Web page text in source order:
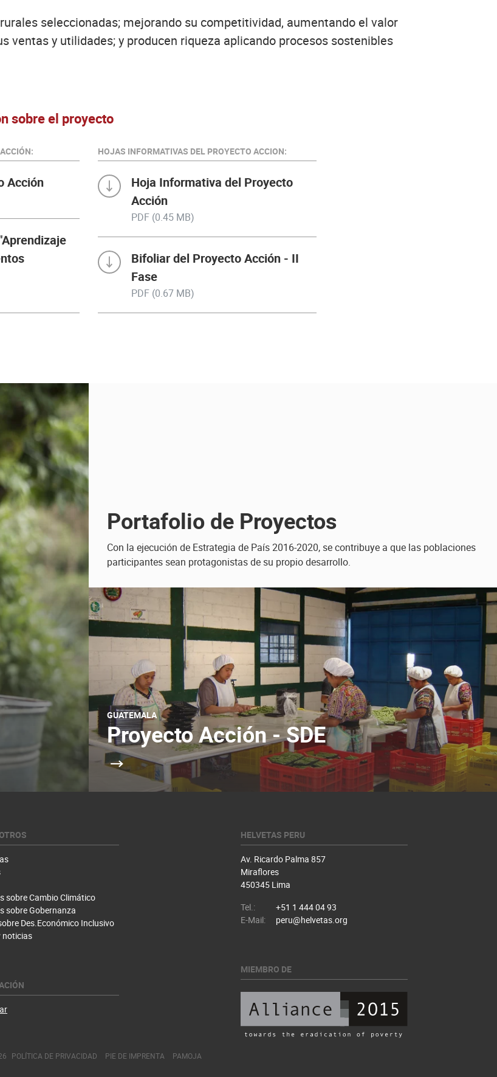
seleccionadas; mejorando su competitividad, aumentando el valor
ventas y utilidades; y producen riqueza aplicando procesos sostenibles
sobre el proyecto
Acción
HOJAS INFORMATIVAS DEL PROYECTO ACCION:
Hoja Informativa del Proyecto
Acción
PDF (0.45 MB)
Bifoliar del Proyecto Acción - II
Fase
PDF (0.67 MB)
Portafolio de Proyectos
Con la ejecución de Estrategia de País 2016-2020, se contribuye a que las poblaciones
participantes sean protagonistas de su propio desarrollo.
GUATEMALA
Proyecto Acción - SDE
sobre Cambio Climático
sobre Gobernanza
Des.Económico Inclusivo
noticias
HELVETAS PERU
Av. Ricardo Palma 857
Miraflores
450345 Lima
Tel.:
+51 1 444 04 93
E-Mail:
peru@helvetas.org
MIEMBRO DE
POLÍTICA DE PRIVACIDAD PIE DE IMPRENTA PAMOJA